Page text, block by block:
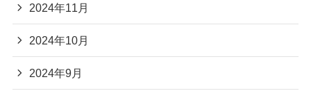
2024年11月
2024年10月
2024年9月